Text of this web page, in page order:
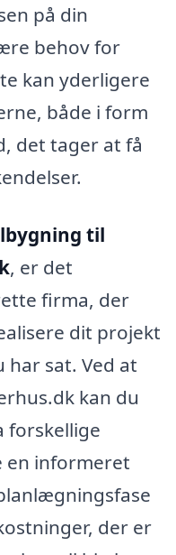
på din
behov for
kan yderligere
både i form
det tager at få
til
, er det
firma, der
dit projekt
sat. Ved at
kan du
forskellige
en informeret
der er